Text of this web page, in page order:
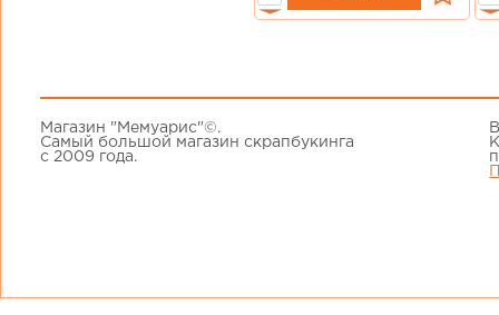
Магазин "Мемуарис"©.
Самый большой магазин скрапбукинга
с 2009 года.